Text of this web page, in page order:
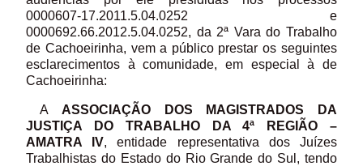
0000607-17.2011.5.04.0252 e
0000692.66.2012.5.04.0252, da 2ª Vara do Trabalho
de Cachoeirinha, vem a público prestar os seguintes
esclarecimentos à comunidade, em especial à de
Cachoeirinha:
AASSOCIAÇÃO DOS MAGISTRADOS DA
JUSTIÇA DO TRABALHO DA 4ª REGIÃO –
AMATRA IV, entidade representativa dos Juízes
Trabalhistas do Estado do Rio Grande do Sul, tendo